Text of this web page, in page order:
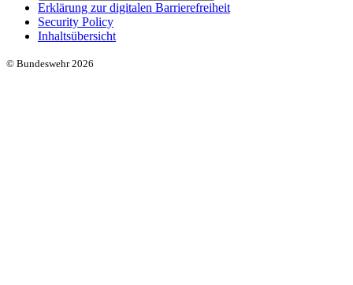
Erklärung zur digitalen Barrierefreiheit
Security Policy
Inhaltsübersicht
© Bundeswehr 2026